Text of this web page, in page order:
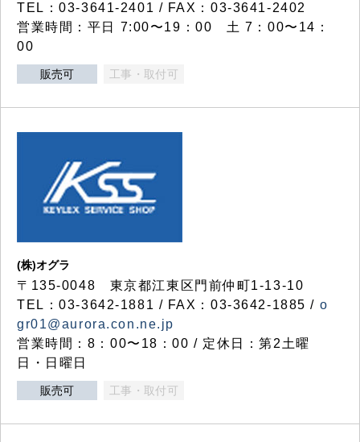
TEL：03-3641-2401 / FAX：03-3641-2402
営業時間：平日 7:00〜19：00 土 7：00〜14：
00
販売可 工事・取付可
(株)オグラ
〒135-0048 東京都江東区門前仲町1-13-10
TEL：03-3642-1881 / FAX：03-3642-1885 / o
gr01@aurora.con.ne.jp
営業時間：8：00〜18：00 / 定休日：第2土曜
日・日曜日
販売可 工事・取付可